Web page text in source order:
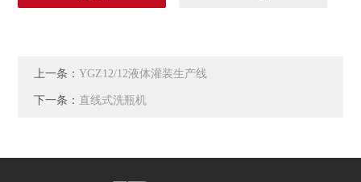
上一条：YGZ12/12液体灌装生产线
下一条： 直线式洗瓶机